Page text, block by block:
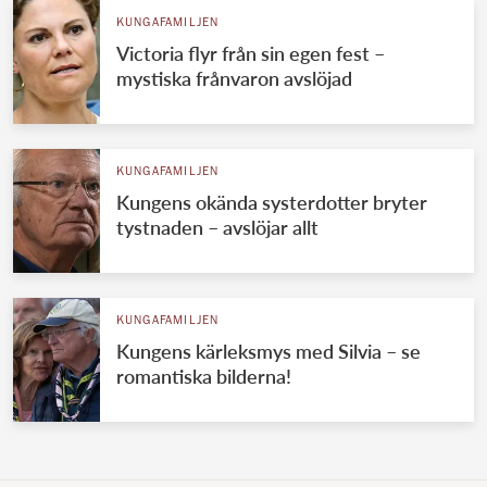
KUNGAFAMILJEN
Victoria flyr från sin egen fest –
mystiska frånvaron avslöjad
KUNGAFAMILJEN
Kungens okända systerdotter bryter
tystnaden – avslöjar allt
KUNGAFAMILJEN
Kungens kärleksmys med Silvia – se
romantiska bilderna!